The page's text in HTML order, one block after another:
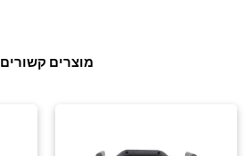
מוצרים קשורים